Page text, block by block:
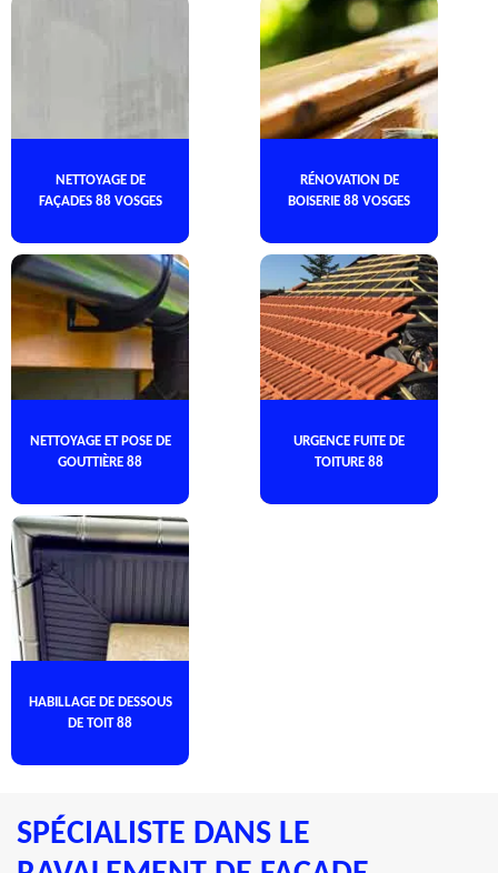
NETTOYAGE DE
FAÇADES 88 VOSGES
RÉNOVATION DE
BOISERIE 88 VOSGES
NETTOYAGE ET POSE DE
GOUTTIÈRE 88
URGENCE FUITE DE
TOITURE 88
HABILLAGE DE DESSOUS
DE TOIT 88
SPÉCIALISTE DANS LE